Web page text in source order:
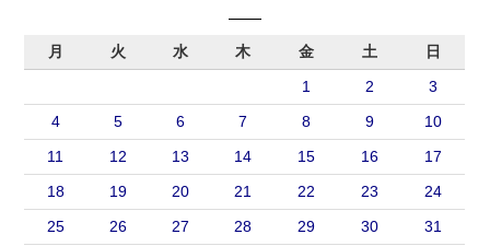
月 火 水 木 金 土
日
1
2
3
4
5 6 7 8 9
10
11
12 13 14 15 16
17
18
19 20 21 22 23
24
25
26 27 28 29 30
31